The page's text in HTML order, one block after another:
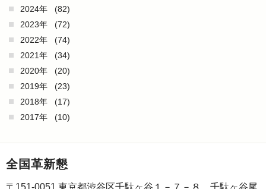
2024年
(82)
2023年
(72)
2022年
(74)
2021年
(34)
2020年
(20)
2019年
(23)
2018年
(17)
2017年
(10)
全国革新懇
〒151-0051 東京都渋谷区千駄ヶ谷１－７－８ 千駄ヶ谷尾